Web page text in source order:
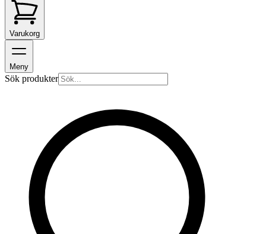
Varukorg
Meny
Sök produkter